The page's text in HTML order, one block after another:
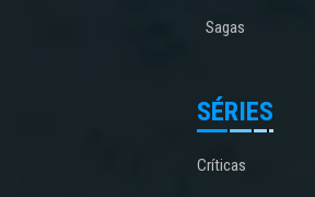
Sagas
SÉRIES
Críticas